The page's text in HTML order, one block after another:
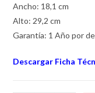
Ancho: 18,1 cm
Alto: 29,2 cm
Garantía: 1 Año por
Descargar Ficha